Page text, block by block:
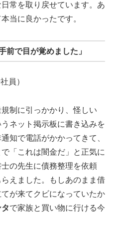
常を取り戻せています。あ
当に良かったです。
で目が覚めました」
員）
制に引っかかり、怪しい
ネット掲示板に書き込みを
知で電話がかかってきて、
「これは闇金だ」と正気に
の先生に債務整理を依頼
えました。もしあのまま借
が来てクビになっていたか
で家族と買い物に行ける今